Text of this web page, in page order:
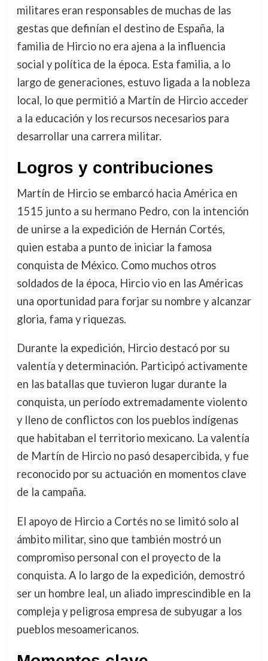
militares eran responsables de muchas de las
gestas que definían el destino de España, la
familia de Hircio no era ajena a la influencia
social y política de la época. Esta familia, a lo
largo de generaciones, estuvo ligada a la nobleza
local, lo que permitió a Martín de Hircio acceder
a la educación y los recursos necesarios para
desarrollar una carrera militar.
Logros y contribuciones
Martín de Hircio se embarcó hacia América en
1515 junto a su hermano Pedro, con la intención
de unirse a la expedición de Hernán Cortés,
quien estaba a punto de iniciar la famosa
conquista de México. Como muchos otros
soldados de la época, Hircio vio en las Américas
una oportunidad para forjar su nombre y alcanzar
gloria, fama y riquezas.
Durante la expedición, Hircio destacó por su
valentía y determinación. Participó activamente
en las batallas que tuvieron lugar durante la
conquista, un período extremadamente violento
y lleno de conflictos con los pueblos indígenas
que habitaban el territorio mexicano. La valentía
de Martín de Hircio no pasó desapercibida, y fue
reconocido por su actuación en momentos clave
de la campaña.
El apoyo de Hircio a Cortés no se limitó solo al
ámbito militar, sino que también mostró un
compromiso personal con el proyecto de la
conquista. A lo largo de la expedición, demostró
ser un hombre leal, un aliado imprescindible en la
compleja y peligrosa empresa de subyugar a los
pueblos mesoamericanos.